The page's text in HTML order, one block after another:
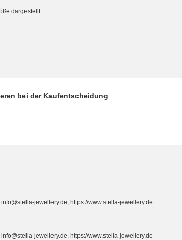
dargestellt.
bei der Kaufentscheidung
jewellery.de, https://www.stella-jewellery.de
jewellery.de, https://www.stella-jewellery.de